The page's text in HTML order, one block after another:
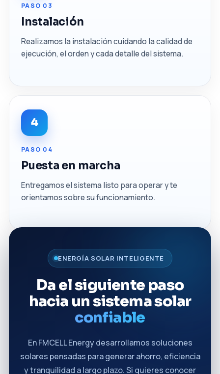
PASO 03
Instalación
Realizamos la instalación cuidando la calidad de
ejecución, el orden y cada detalle del sistema.
4
PASO 04
Puesta en marcha
Entregamos el sistema listo para operar y te
orientamos sobre su funcionamiento.
ENERGÍA SOLAR INTELIGENTE
Da el siguiente paso
hacia un sistema solar
confiable
En FMCELL Energy desarrollamos soluciones
solares pensadas para generar ahorro, eficiencia
y tranquilidad a largo plazo. Si quieres conocer